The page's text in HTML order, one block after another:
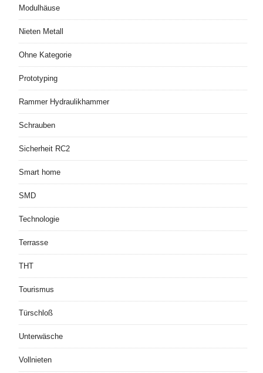
Modulhäuse
Nieten Metall
Ohne Kategorie
Prototyping
Rammer Hydraulikhammer
Schrauben
Sicherheit RC2
Smart home
SMD
Technologie
Terrasse
THT
Tourismus
Türschloß
Unterwäsche
Vollnieten